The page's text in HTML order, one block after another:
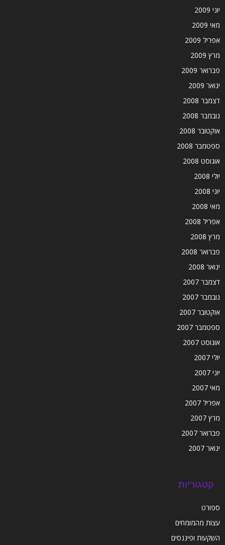
יוני 2009
מאי 2009
אפריל 2009
מרץ 2009
פברואר 2009
ינואר 2009
דצמבר 2008
נובמבר 2008
אוקטובר 2008
ספטמבר 2008
אוגוסט 2008
יולי 2008
יוני 2008
מאי 2008
אפריל 2008
מרץ 2008
פברואר 2008
ינואר 2008
דצמבר 2007
נובמבר 2007
אוקטובר 2007
ספטמבר 2007
אוגוסט 2007
יולי 2007
יוני 2007
מאי 2007
אפריל 2007
מרץ 2007
פברואר 2007
ינואר 2007
קטגוריות
ספורט
עצות מהמומחים
השקעות ופיננסים